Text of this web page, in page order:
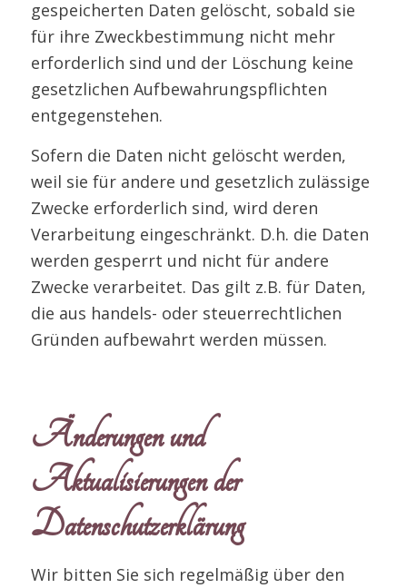
gespeicherten Daten gelöscht, sobald sie
für ihre Zweckbestimmung nicht mehr
erforderlich sind und der Löschung keine
gesetzlichen Aufbewahrungspflichten
entgegenstehen.
Sofern die Daten nicht gelöscht werden,
weil sie für andere und gesetzlich zulässige
Zwecke erforderlich sind, wird deren
Verarbeitung eingeschränkt. D.h. die Daten
werden gesperrt und nicht für andere
Zwecke verarbeitet. Das gilt z.B. für Daten,
die aus handels- oder steuerrechtlichen
Gründen aufbewahrt werden müssen.
Änderungen und
Aktualisierungen der
Datenschutzerklärung
Wir bitten Sie sich regelmäßig über den